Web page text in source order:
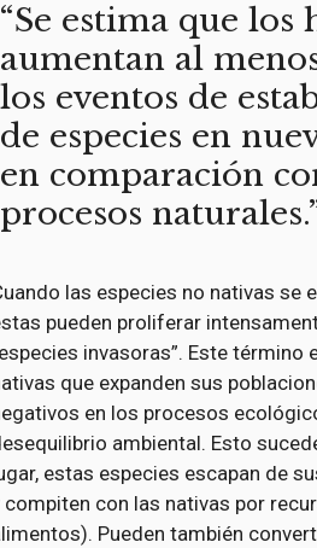
Se estima que los
aumentan al
los eventos de
de especies en
en comparación
procesos naturales.
las especies no nativas se
pueden proliferar
invasoras”. Este término
que expanden sus
en los procesos
ambiental. Esto
estas especies escapan de
compiten con las nativas por
Pueden también